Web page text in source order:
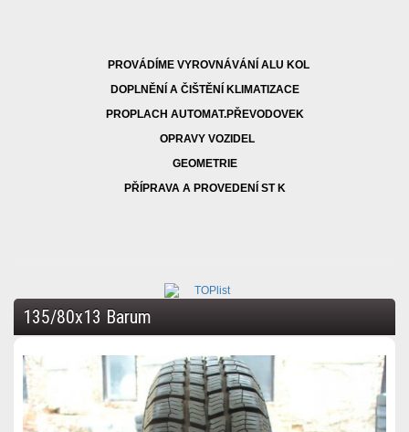
PROVÁDÍME VYROVNÁVÁNÍ ALU KOL
DOPLNĚNÍ A ČIŠTĚNÍ KLIMATIZACE
PROPLACH AUTOMAT.PŘEVODOVEK
OPRAVY VOZIDEL
GEOMETRIE
PŘÍPRAVA A PROVEDENÍ ST K
135/80x13 Barum